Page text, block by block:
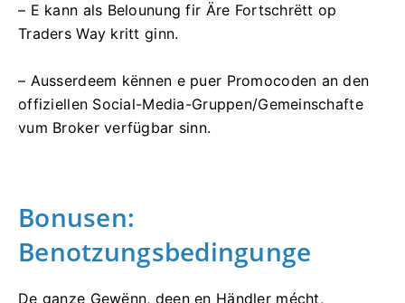
– E kann als Belounung fir Äre Fortschrëtt op
Traders Way kritt ginn.
– Ausserdeem kënnen e puer Promocoden an den
offiziellen Social-Media-Gruppen/Gemeinschafte
vum Broker verfügbar sinn.
Bonusen:
Benotzungsbedingunge
De ganze Gewënn, deen en Händler mécht,